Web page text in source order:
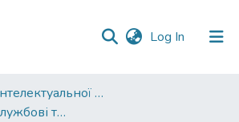
Log In (current)
Об'єкти інтелектуальної власності
Свідоцтва на службові твори